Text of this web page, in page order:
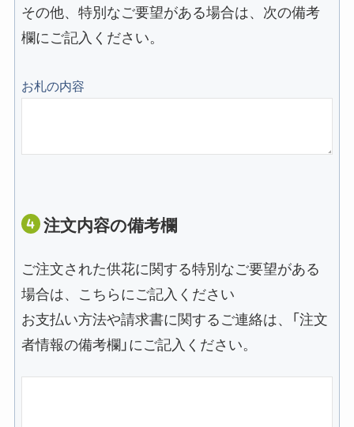
その他、特別なご要望がある場合は、次の備考
欄にご記入ください。
お札の内容
注文内容の備考欄
ご注文された供花に関する特別なご要望がある
場合は、こちらにご記入ください
お支払い方法や請求書に関するご連絡は、「注文
者情報の備考欄」にご記入ください。